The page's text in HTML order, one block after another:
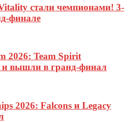
стали чемпионами! 3-
финале
2026: Team Spirit
и вышли в гранд-финал
2026: Falcons и Legacy